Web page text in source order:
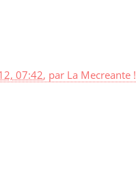
07:42, par La Mecreante !